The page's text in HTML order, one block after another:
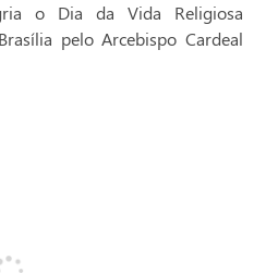
o Dia da Vida Religiosa
pelo Arcebispo Cardeal